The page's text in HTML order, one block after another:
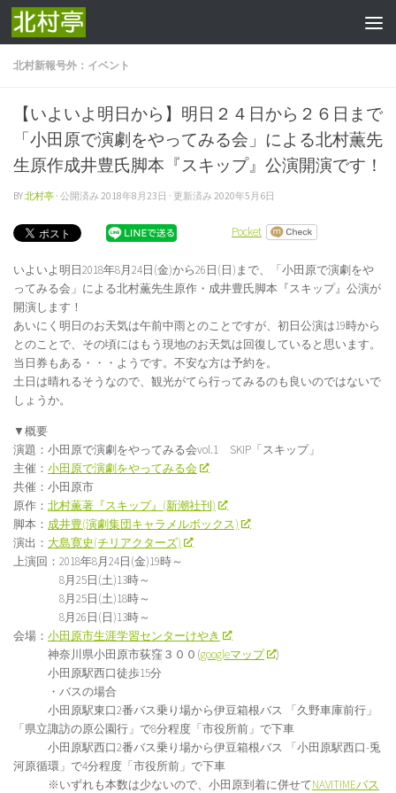
コンテンツへスキップ
北村新報号外：イベント
【いよいよ明日から】明日２４日から２６日まで
「小田原で演劇をやってみる会」による北村薫先
生原作成井豊氏脚本『スキップ』公演開演です！
BY北村亭 · 公開済み 2018年8月23日 · 更新済み 2020年5月6日
Pocket
いよいよ明日2018年8月24日(金)から26日(日)まで、「小田原で演劇をや
ってみる会」による北村薫先生原作・成井豊氏脚本『スキップ』公演が
開演します！
あいにく明日のお天気は午前中雨とのことですが、初日公演は19時から
とのことで、その頃にはもう現地のお天気は回復していると思います。
当日券もある・・・ようです。不安な方は予約を。
土日は晴れるそうなので、観光がてら行ってみるのも良いのではないで
しょうか。
▼概要
演題：小田原で演劇をやってみる会vol.1 SKIP「スキップ」
主催： 小田原で演劇をやってみる会
共催：小田原市
原作： 北村薫著『スキップ』(新潮社刊)
脚本： 成井豊(演劇集団キャラメルボックス)
演出： 大島寛史(チリアクターズ)
上演回：2018年8月24日(金)19時～
8月25日(土)13時～
8月25日(土)18時～
8月26日(日)13時～
会場： 小田原市生涯学習センターけやき
神奈川県小田原市荻窪３００(googleマップ
)
小田原駅西口徒歩15分
・バスの場合
小田原駅東口2番バス乗り場から伊豆箱根バス 「久野車庫前行」
「県立諏訪の原公園行」で8分程度「市役所前」で下車
小田原駅西口2番バス乗り場から伊豆箱根バス 「小田原駅西口-兎
河原循環」で4分程度「市役所前」で下車
※いずれも本数は少ないので、小田原到着に併せてNAVITIMEバス